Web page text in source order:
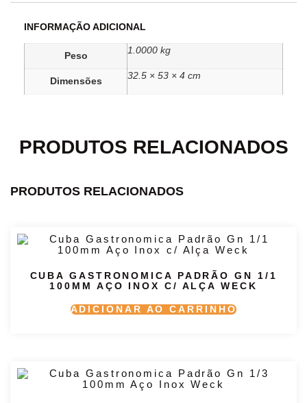
INFORMAÇÃO ADICIONAL
Peso
1.0000 kg
Dimensões
32.5 × 53 × 4 cm
PRODUTOS RELACIONADOS
PRODUTOS RELACIONADOS
CUBA GASTRONOMICA PADRÃO GN 1/1
100MM AÇO INOX C/ ALÇA WECK
ADICIONAR AO CARRINHO